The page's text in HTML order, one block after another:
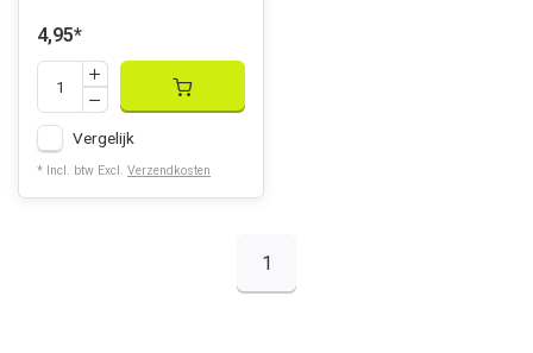
4,95*
Vergelijk
* Incl. btw Excl. Verzendkosten
1